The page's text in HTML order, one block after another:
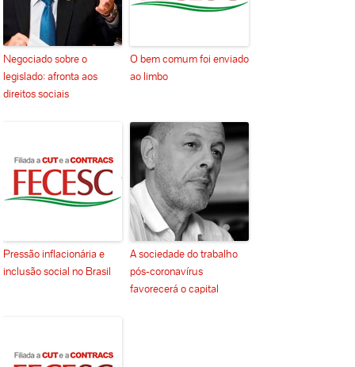
Negociado sobre o
legislado: afronta aos
direitos sociais
O bem comum foi enviado
ao limbo
Pressão inflacionária e
inclusão social no Brasil
A sociedade do trabalho
pós-coronavírus
favorecerá o capital